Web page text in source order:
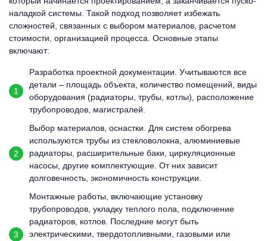
наладкой системы. Такой подход позволяет избежать
сложностей, связанных с выбором материалов, расчетом
стоимости, организацией процесса. Основные этапы
включают:
Разработка проектной документации. Учитываются все
детали – площадь объекта, количество помещений, виды
оборудования (радиаторы, трубы, котлы), расположение
трубопроводов, магистралей.
Выбор материалов, оснастки. Для систем обогрева
используются трубы из стекловолокна, алюминиевые
радиаторы, расширительные баки, циркуляционные
насосы, другие комплектующие. От них зависит
долговечность, экономичность конструкции.
Монтажные работы, включающие установку
трубопроводов, укладку теплого пола, подключение
радиаторов, котлов. Последние могут быть
электрическими, твердотопливными, газовыми или